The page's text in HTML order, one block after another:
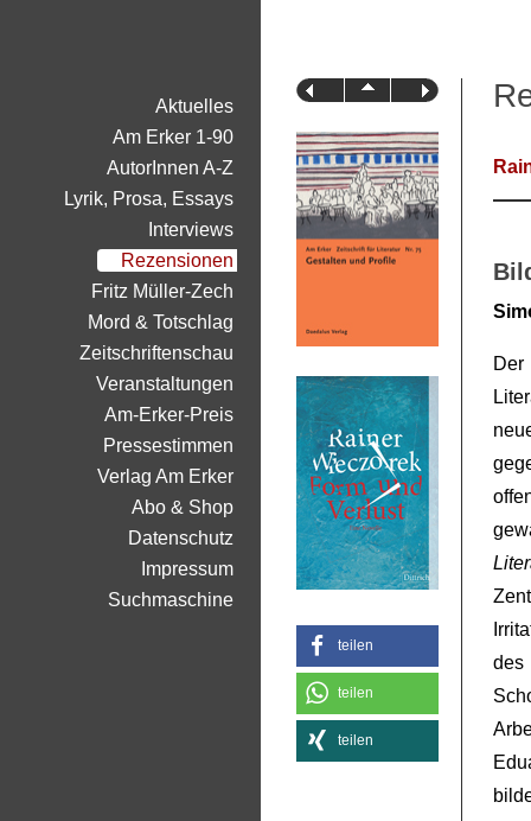
teilen
teilen
teilen
des
Aktuelles
Am Erker 1-90
AutorInnen A-Z
Lyrik, Prosa, Essays
Interviews
Rezensionen
Fritz Müller-Zech
Mord & Totschlag
Zeitschriftenschau
Veranstaltungen
Am-Erker-Preis
Pressestimmen
Verlag Am Erker
Abo & Shop
Datenschutz
Impressum
Suchmaschine